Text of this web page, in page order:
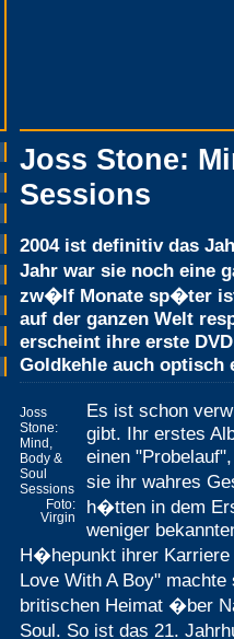
Joss Stone:
Sessions
2004 ist definitiv das
Jahr war sie noch eine
zw�lf Monate sp�ter
auf der ganzen Welt
erscheint ihre erste
Goldkehle auch optisch
Joss
Stone:
Mind,
Body &
Soul
Sessions
Foto:
Virgin
Es ist schon
gibt. Ihr erstes
einen
sie ihr wahres
h�tten in dem
weniger
H�hepunkt ihrer
Love With A Boy"
britischen Heimat �ber
Soul. So ist das 21.